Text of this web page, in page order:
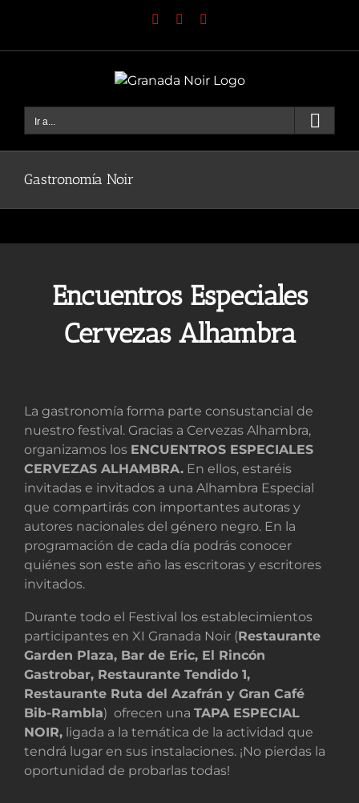
contenido
FacebookYouTube
Ir a...
Gastronomía Noir
Encuentros Especiales
Cervezas Alhambra
La gastronomía forma parte consustancial de
nuestro festival. Gracias a Cervezas Alhambra,
organizamos los ENCUENTROS ESPECIALES
CERVEZAS ALHAMBRA. En ellos, estaréis
invitadas e invitados a una Alhambra Especial
que compartirás con importantes autoras y
autores nacionales del género negro. En la
programación de cada día podrás conocer
quiénes son este año las escritoras y escritores
invitados.
Durante todo el Festival los establecimientos
participantes en XI Granada Noir (Restaurante
Garden Plaza, Bar de Eric, El Rincón
Gastrobar, Restaurante Tendido 1,
Restaurante Ruta del Azafrán y Gran Café
Bib-Rambla) ofrecen una TAPA ESPECIAL
NOIR, ligada a la temática de la actividad que
tendrá lugar en sus instalaciones. ¡No pierdas la
oportunidad de probarlas todas!